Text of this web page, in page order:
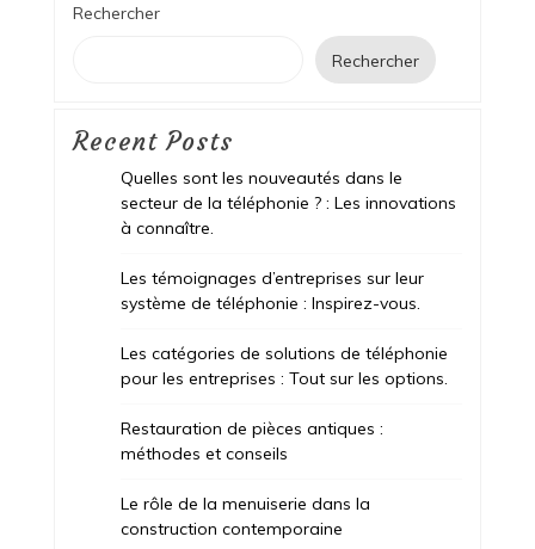
Rechercher
Rechercher
Recent Posts
Quelles sont les nouveautés dans le
secteur de la téléphonie ? : Les innovations
à connaître.
Les témoignages d’entreprises sur leur
système de téléphonie : Inspirez-vous.
Les catégories de solutions de téléphonie
pour les entreprises : Tout sur les options.
Restauration de pièces antiques :
méthodes et conseils
Le rôle de la menuiserie dans la
construction contemporaine